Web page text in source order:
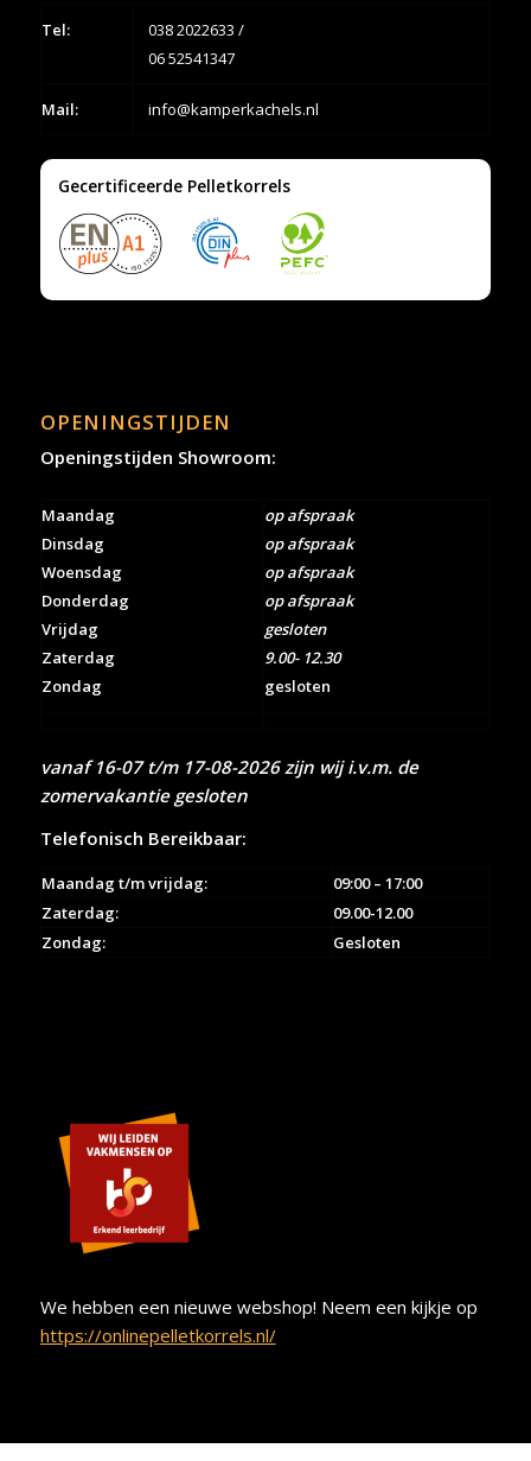
Tel: 038 2022633 /
06 52541347
Mail: info@kamperkachels.nl
Gecertificeerde Pelletkorrels
OPENINGSTIJDEN
Openingstijden Showroom:
Maandag
Dinsdag
Woensdag
Donderdag
Vrijdag
Zaterdag
Zondag
op afspraak
op afspraak
op afspraak
op afspraak
gesloten
9.00- 12.30
gesloten
vanaf 16-07 t/m 17-08-2026 zijn wij i.v.m. de
zomervakantie gesloten
Telefonisch Bereikbaar:
Maandag t/m vrijdag:
09:00 – 17:00
Zaterdag:
09.00-12.00
Zondag:
Gesloten
We hebben een nieuwe webshop! Neem een kijkje op
https://onlinepelletkorrels.nl/